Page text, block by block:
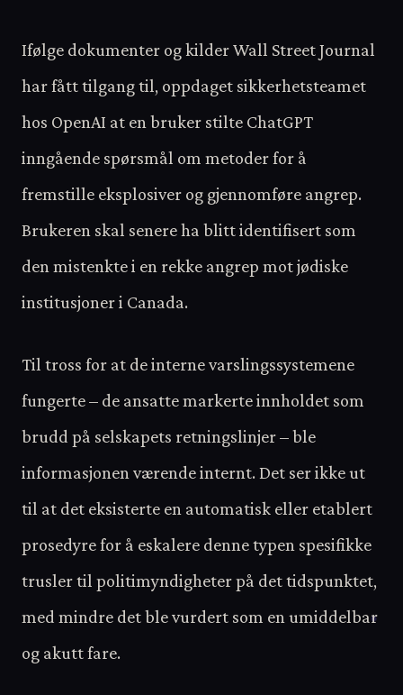
Ifølge dokumenter og kilder Wall Street Journal
har fått tilgang til, oppdaget sikkerhetsteamet
hos OpenAI at en bruker stilte ChatGPT
inngående spørsmål om metoder for å
fremstille eksplosiver og gjennomføre angrep.
Brukeren skal senere ha blitt identifisert som
den mistenkte i en rekke angrep mot jødiske
institusjoner i Canada.
Til tross for at de interne varslingssystemene
fungerte – de ansatte markerte innholdet som
brudd på selskapets retningslinjer – ble
informasjonen værende internt. Det ser ikke ut
til at det eksisterte en automatisk eller etablert
prosedyre for å eskalere denne typen spesifikke
trusler til politimyndigheter på det tidspunktet,
med mindre det ble vurdert som en umiddelbar
og akutt fare.